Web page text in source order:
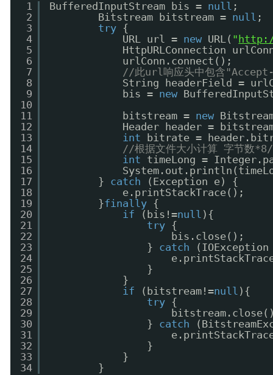
1
2
3
4
5
6
7
8
9
10
11
12
13
14
15
16
17
18
19
20
21
22
23
24
25
26
27
28
29
30
31
32
33
34
BufferedInputStream bis = null ;
Bitstream bitstream = null ;
try {
URL url = new URL( "
HttpURLConnection
urlConn.connect();
//此url响应头中包含
String headerField =
bis = new
bitstream = new
Header header =
int
bitrate =
//根据文件大小计算 字节数
int
timeLong =
} catch
(Exception e) {
e.printStackTrace();
}finally {
if
(bis!=null ){
try {
bis.close();
} catch
}
}
if
(bitstream!=null ){
try {
} catch
}
}
}